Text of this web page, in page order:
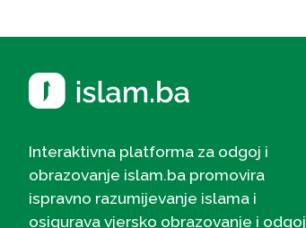
Interaktivna platforma za odgoj i
obrazovanje islam.ba promovira
ispravno razumijevanje islama i
osigurava vjersko obrazovanje i odgoj